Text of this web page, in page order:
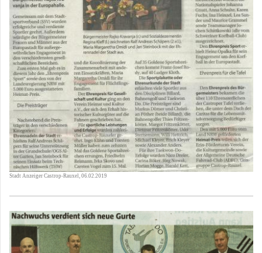
Stadt Anzeiger Castrop-Rauxel, 06.02.2019